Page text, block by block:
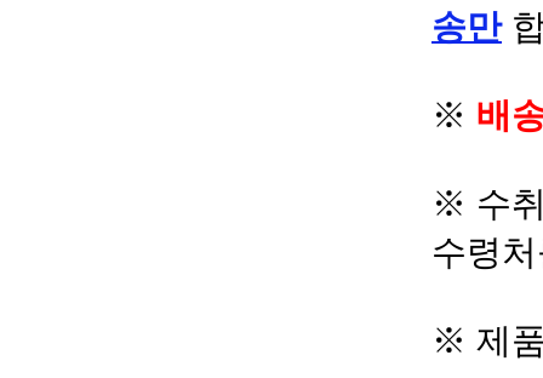
송만
※ 배
※ 수
수령
※ 제